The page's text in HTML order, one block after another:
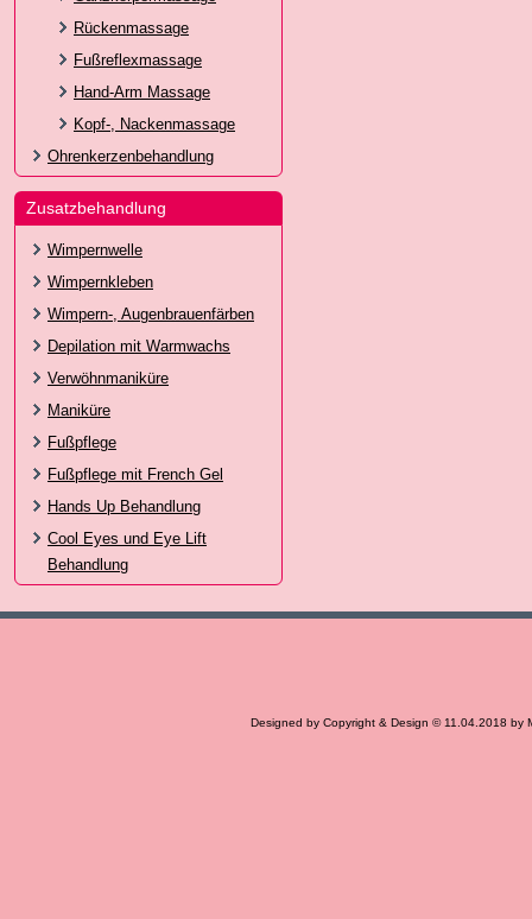
Rückenmassage
Fußreflexmassage
Hand-Arm Massage
Kopf-, Nackenmassage
Ohrenkerzenbehandlung
Zusatzbehandlung
Wimpernwelle
Wimpernkleben
Wimpern-, Augenbrauenfärben
Depilation mit Warmwachs
Verwöhnmaniküre
Maniküre
Fußpflege
Fußpflege mit French Gel
Hands Up Behandlung
Cool Eyes und Eye Lift
Behandlung
Designed by Copyright & Design © 11.04.2018 by